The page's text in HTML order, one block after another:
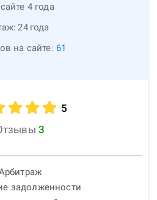
4 года
24 года
на сайте: 61
5
3
задолженности